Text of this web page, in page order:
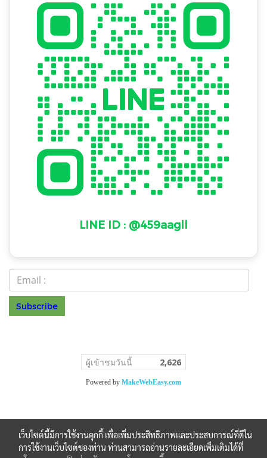
LINE ID : @459aagll
Subscribe
ผู้เข้าชมวันนี้ 2,626
Powered by MakeWebEasy.com
เว็บไซต์นี้มีการใช้งานคุกกี้ เพื่อเพิ่มประสิทธิภาพและประสบการณ์ที่ดีใน
การใช้งานเว็บไซต์ของท่าน ท่านสามารถอ่านรายละเอียดเพิ่มเติมได้ที่